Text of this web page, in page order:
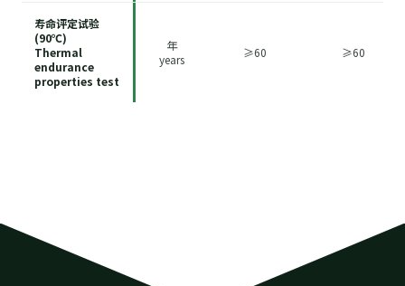
寿命评定试验
(90℃)
Thermal
endurance
properties test
年
years
≥60 ≥60